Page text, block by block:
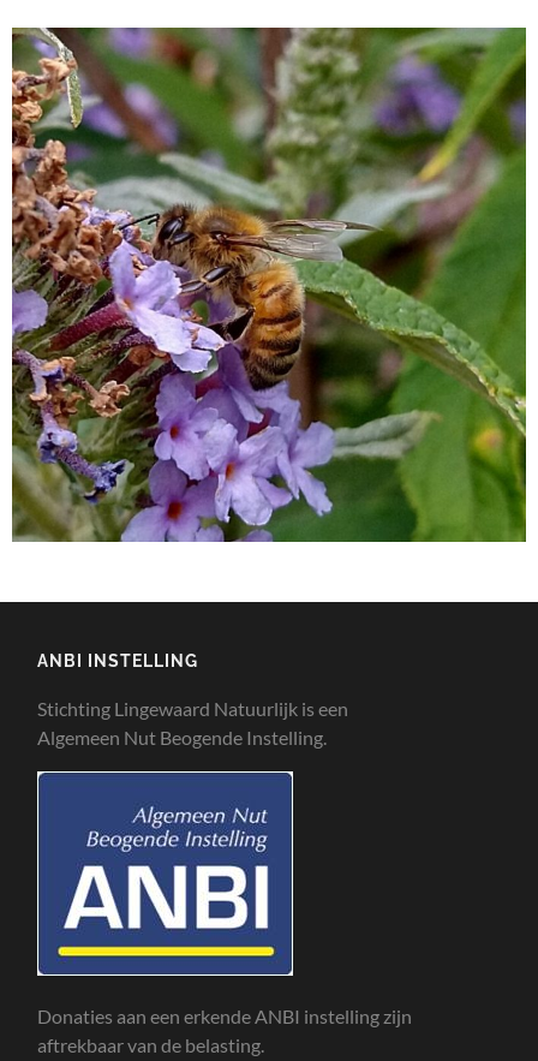
ANBI INSTELLING
Stichting Lingewaard Natuurlijk is een
Algemeen Nut Beogende Instelling.
Donaties aan een erkende ANBI instelling zijn
aftrekbaar van de belasting.